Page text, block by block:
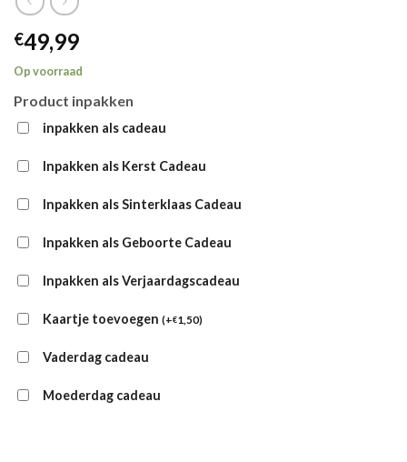
€49,99
Op voorraad
Product inpakken
inpakken als cadeau
Inpakken als Kerst Cadeau
Inpakken als Sinterklaas Cadeau
Inpakken als Geboorte Cadeau
Inpakken als Verjaardagscadeau
Kaartje toevoegen (+€1,50)
Vaderdag cadeau
Moederdag cadeau